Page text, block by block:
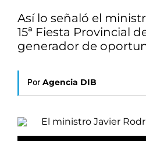
Así lo señaló el
15ª Fiesta Provincial
generador de
Por Agencia DIB